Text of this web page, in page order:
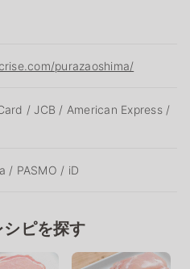
purazaoshima/
/ JCB / American Express /
/ PASMO / iD
ピを探す